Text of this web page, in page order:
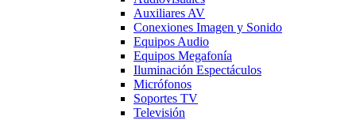
Auxiliares AV
Conexiones Imagen y Sonido
Equipos Audio
Equipos Megafonía
Iluminación Espectáculos
Micrófonos
Soportes TV
Televisión